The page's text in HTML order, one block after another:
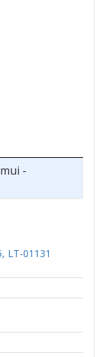
-
LT-01131